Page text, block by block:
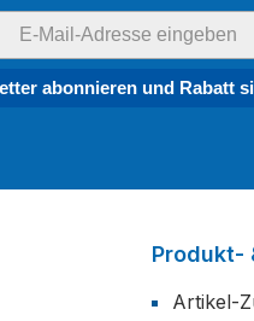
abonnieren und Rabatt
Produkt-
Artikel-